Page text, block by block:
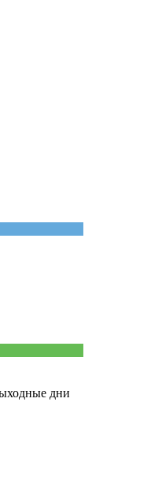
дни